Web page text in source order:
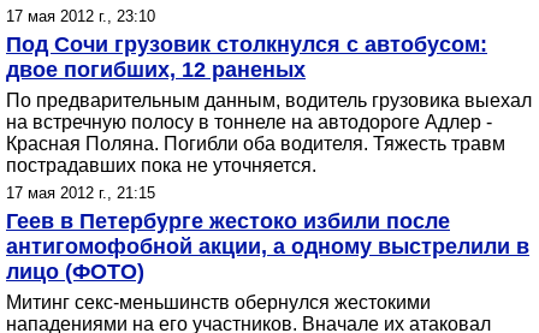
17 мая 2012 г., 23:10
Под Сочи грузовик столкнулся с автобусом:
двое погибших, 12 раненых
По предварительным данным, водитель грузовика выехал
на встречную полосу в тоннеле на автодороге Адлер -
Красная Поляна. Погибли оба водителя. Тяжесть травм
пострадавших пока не уточняется.
17 мая 2012 г., 21:15
Геев в Петербурге жестоко избили после
антигомофобной акции, а одному выстрелили в
лицо (ФОТО)
Митинг секс-меньшинств обернулся жестокими
нападениями на его участников. Вначале их атаковал